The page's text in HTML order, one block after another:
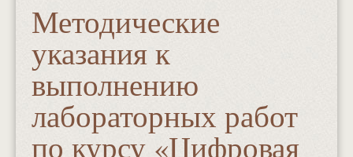
Методические
указания к
выполнению
лабораторных работ
по курсу «Цифровая